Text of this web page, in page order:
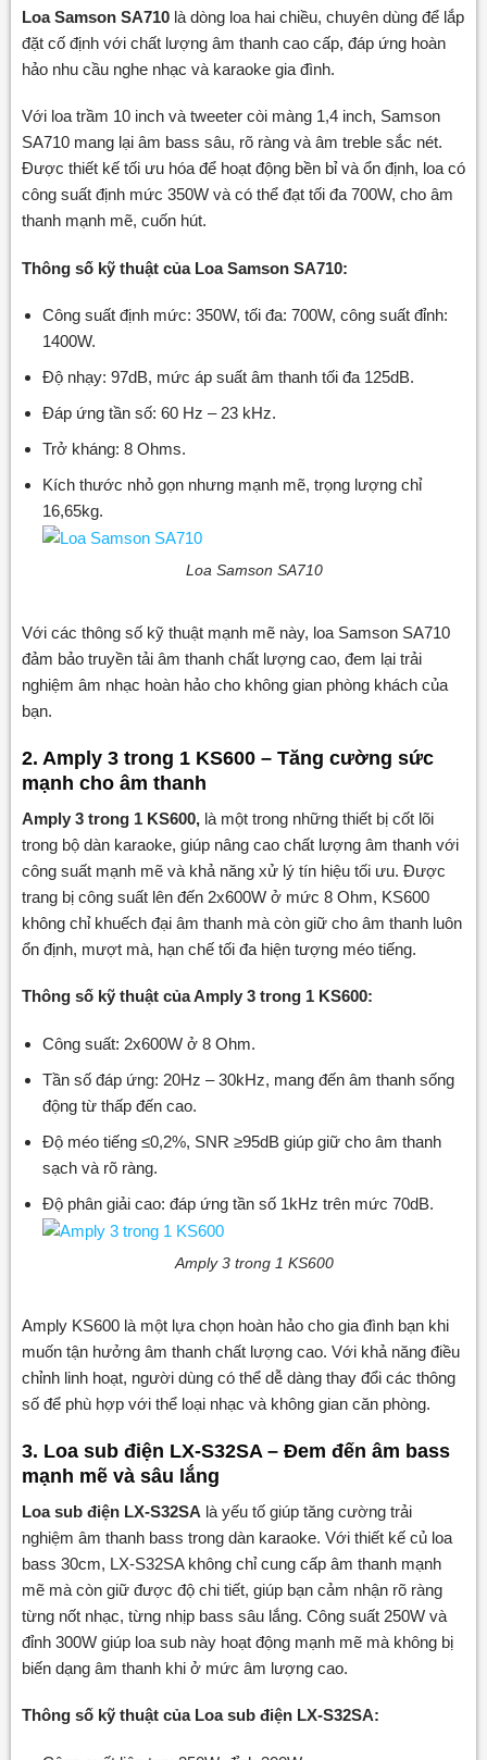
Loa Samson SA710 là dòng loa hai chiều, chuyên dùng để lắp
đặt cố định với chất lượng âm thanh cao cấp, đáp ứng hoàn
hảo nhu cầu nghe nhạc và karaoke gia đình.
Với loa trầm 10 inch và tweeter còi màng 1,4 inch, Samson
SA710 mang lại âm bass sâu, rõ ràng và âm treble sắc nét.
Được thiết kế tối ưu hóa để hoạt động bền bỉ và ổn định, loa có
công suất định mức 350W và có thể đạt tối đa 700W, cho âm
thanh mạnh mẽ, cuốn hút.
Thông số kỹ thuật của Loa Samson SA710:
Công suất định mức: 350W, tối đa: 700W, công suất đỉnh:
1400W.
Độ nhạy: 97dB, mức áp suất âm thanh tối đa 125dB.
Đáp ứng tần số: 60 Hz – 23 kHz.
Trở kháng: 8 Ohms.
Kích thước nhỏ gọn nhưng mạnh mẽ, trọng lượng chỉ
16,65kg.
Loa Samson SA710
Với các thông số kỹ thuật mạnh mẽ này, loa Samson SA710
đảm bảo truyền tải âm thanh chất lượng cao, đem lại trải
nghiệm âm nhạc hoàn hảo cho không gian phòng khách của
bạn.
2. Amply 3 trong 1 KS600 – Tăng cường sức
mạnh cho âm thanh
Amply 3 trong 1 KS600, là một trong những thiết bị cốt lõi
trong bộ dàn karaoke, giúp nâng cao chất lượng âm thanh với
công suất mạnh mẽ và khả năng xử lý tín hiệu tối ưu. Được
trang bị công suất lên đến 2x600W ở mức 8 Ohm, KS600
không chỉ khuếch đại âm thanh mà còn giữ cho âm thanh luôn
ổn định, mượt mà, hạn chế tối đa hiện tượng méo tiếng.
Thông số kỹ thuật của Amply 3 trong 1 KS600:
Công suất: 2x600W ở 8 Ohm.
Tần số đáp ứng: 20Hz – 30kHz, mang đến âm thanh sống
động từ thấp đến cao.
Độ méo tiếng ≤0,2%, SNR ≥95dB giúp giữ cho âm thanh
sạch và rõ ràng.
Độ phân giải cao: đáp ứng tần số 1kHz trên mức 70dB.
Amply 3 trong 1 KS600
Amply KS600 là một lựa chọn hoàn hảo cho gia đình bạn khi
muốn tận hưởng âm thanh chất lượng cao. Với khả năng điều
chỉnh linh hoạt, người dùng có thể dễ dàng thay đổi các thông
số để phù hợp với thể loại nhạc và không gian căn phòng.
3. Loa sub điện LX-S32SA – Đem đến âm bass
mạnh mẽ và sâu lắng
Loa sub điện LX-S32SA là yếu tố giúp tăng cường trải
nghiệm âm thanh bass trong dàn karaoke. Với thiết kế củ loa
bass 30cm, LX-S32SA không chỉ cung cấp âm thanh mạnh
mẽ mà còn giữ được độ chi tiết, giúp bạn cảm nhận rõ ràng
từng nốt nhạc, từng nhịp bass sâu lắng. Công suất 250W và
đỉnh 300W giúp loa sub này hoạt động mạnh mẽ mà không bị
biến dạng âm thanh khi ở mức âm lượng cao.
Thông số kỹ thuật của Loa sub điện LX-S32SA: